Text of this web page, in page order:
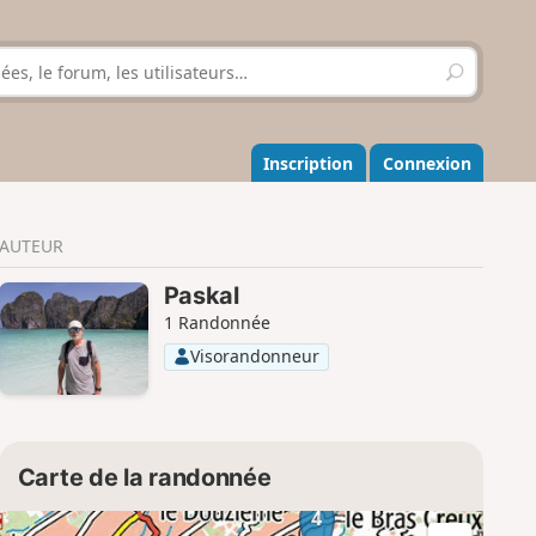
R
e
h
e
r
r
Inscription Connexion
AUTEUR
Paskal
1 Randonnée
Visorandonneur
Carte de la randonnée
4